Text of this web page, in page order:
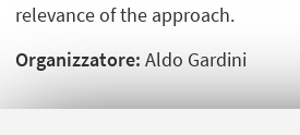
relevance of the approach.
Organizzatore: Aldo Gardini